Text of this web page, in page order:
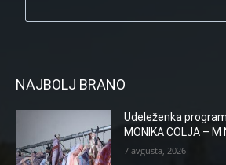
NAJBOLJ BRANO
Udeleženka
MONIKA COLJA – M
7 avgusta, 2026